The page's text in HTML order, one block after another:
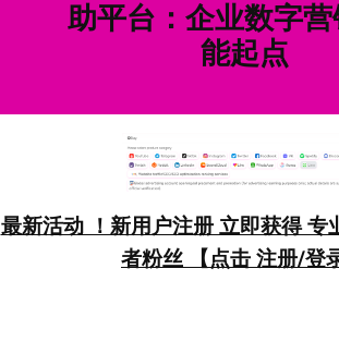
助平台：企业数字
能起点
最新活动 ！新用户注册 立即获得 专
者粉丝 【点击 注册/登